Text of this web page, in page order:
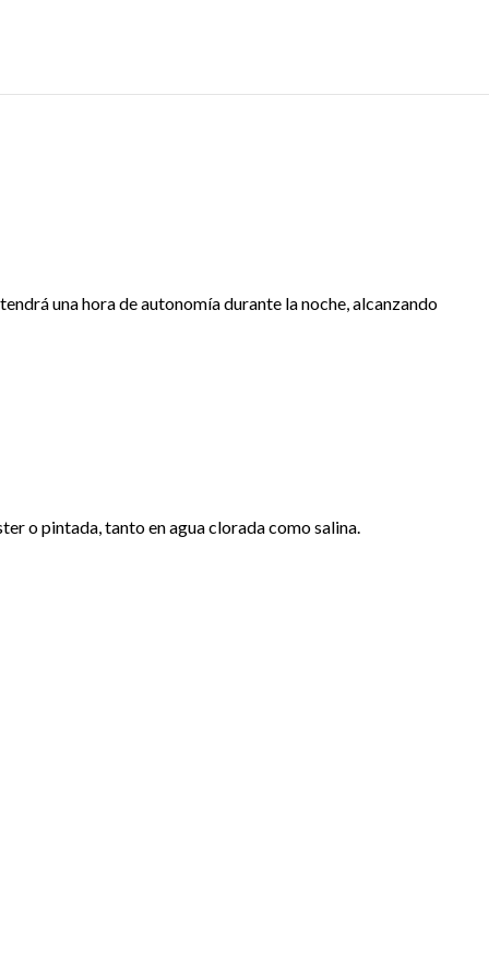
una hora de autonomía durante la noche, alcanzando
o pintada, tanto en agua clorada como salina.